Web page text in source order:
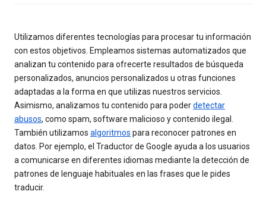
Utilizamos diferentes tecnologías para procesar tu información
con estos objetivos. Empleamos sistemas automatizados que
analizan tu contenido para ofrecerte resultados de búsqueda
personalizados, anuncios personalizados u otras funciones
adaptadas a la forma en que utilizas nuestros servicios.
Asimismo, analizamos tu contenido para poderdetectar
abusos, como spam, software malicioso y contenido ilegal.
También utilizamos algoritmos para reconocer patrones en
datos. Por ejemplo, el Traductor de Google ayuda a los usuarios
a comunicarse en diferentes idiomas mediante la detección de
patrones de lenguaje habituales en las frases que le pides
traducir.